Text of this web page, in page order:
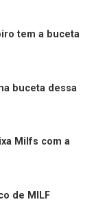
tem a buceta
buceta dessa
Milfs com a
de MILF